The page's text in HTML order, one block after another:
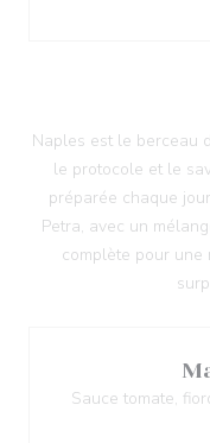
Naples est le berceau
le protocole et le
préparée chaque
Petra, avec un
complète pour une
Sauce tomate,